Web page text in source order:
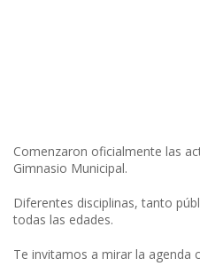
Comenzaron oficialmente las
Gimnasio Municipal.
Diferentes disciplinas, tanto
todas las edades.
Te invitamos a mirar la agenda